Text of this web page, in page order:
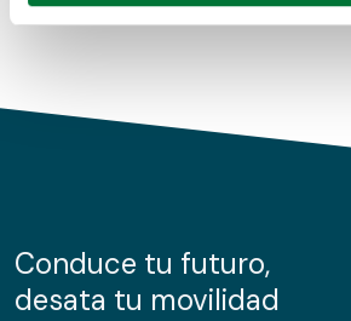
Obtenga más información sobre
de cookies.
información sobre el uso que haga del
nuestros partners de redes sociales,
Conduce tu futuro,
desata tu movilidad